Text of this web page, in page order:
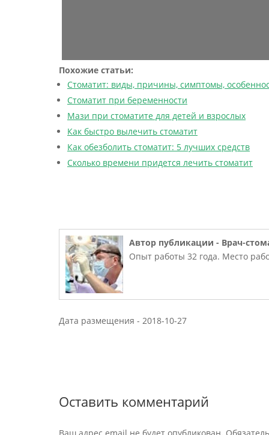
Похожие статьи:
Стоматит: виды, причины, симптомы,
Стоматит при беременности
Мази при стоматите для детей и взрослых
Как быстро вылечить стоматит
Как обезболить стоматит: 5 лучших средств
Сколько времени придется лечить стоматит
Автор публикации - Врач-
Опыт работы 32 года. Место
Дата размещения - 2018-10-27
Оставить комментарий